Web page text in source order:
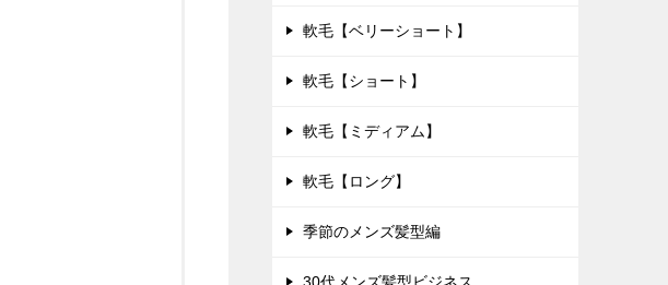
軟毛【ベリーショート】
軟毛【ショート】
軟毛【ミディアム】
軟毛【ロング】
季節のメンズ髪型編